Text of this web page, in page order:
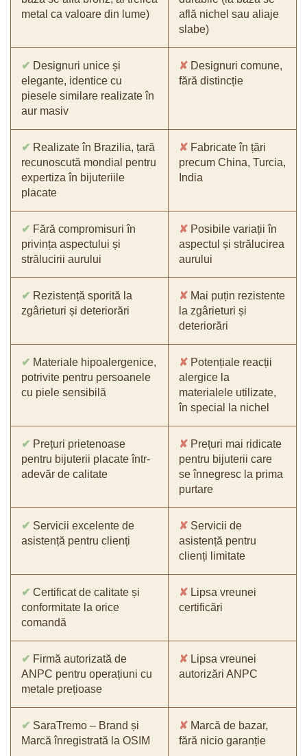
metal ca valoare din lume)
află nichel sau aliaje
slabe)
✔ Designuri unice și
elegante, identice cu
piesele similare realizate în
aur masiv
✘ Designuri comune,
fără distincție
✔ Realizate în Brazilia, țară
recunoscută mondial pentru
expertiza în bijuteriile
placate
✘ Fabricate în țări
precum China, Turcia,
India
✔ Fără compromisuri în
privința aspectului și
strălucirii aurului
✘ Posibile variații în
aspectul și strălucirea
aurului
✔ Rezistență sporită la
zgârieturi și deteriorări
✘ Mai puțin rezistente
la zgârieturi și
deteriorări
✔ Materiale hipoalergenice,
potrivite pentru persoanele
cu piele sensibilă
✘ Potențiale reacții
alergice la
materialele utilizate,
în special la nichel
✔ Prețuri prietenoase
pentru bijuterii placate într-
adevăr de calitate
✘ Prețuri mai ridicate
pentru bijuterii care
se înnegresc la prima
purtare
✔ Servicii excelente de
asistență pentru clienți
✘ Servicii de
asistență pentru
clienți limitate
✔ Certificat de calitate și
conformitate la orice
comandă
✘ Lipsa vreunei
certificări
✔ Firmă autorizată de
ANPC pentru operațiuni cu
metale prețioase
✘ Lipsa vreunei
autorizări ANPC
✔ SaraTremo – Brand și
Marcă înregistrată la OSIM
✘ Marcă de bazar,
fără nicio garanție